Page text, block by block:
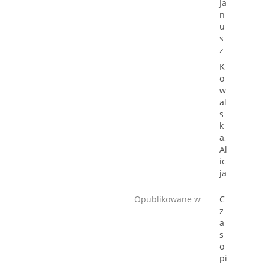
Ja
n
u
s
z
K
o
w
al
s
k
a,
Al
ic
ja
Opublikowane w
C
z
a
s
o
pi